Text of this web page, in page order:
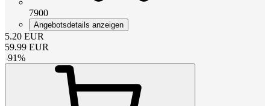
7900
Angebotsdetails anzeigen
5.20 EUR
59.99 EUR
-91%